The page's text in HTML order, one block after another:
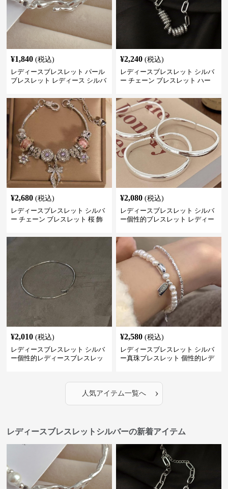
¥1,840 (税込)
レディースブレスレット パール
ブレスレット レディース シルバ
¥2,240 (税込)
レディースブレスレット シルバ
ー チェーン ブレスレット ハー
¥2,680 (税込)
レディースブレスレット シルバ
ー チェーン ブレスレット 桜 飾
¥2,080 (税込)
レディースブレスレット シルバ
ー個性的ブレスレット レディー
¥2,010 (税込)
レディースブレスレット シルバ
ー個性的レディースブレスレッ
¥2,580 (税込)
レディースブレスレット シルバ
ー真珠ブレスレット 個性的レデ
人気アイテム一覧へ ›
レディースブレスレットシルバーの新着アイテム